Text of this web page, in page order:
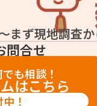
まず現地調査
問合せ
も相談！
はこちら
！